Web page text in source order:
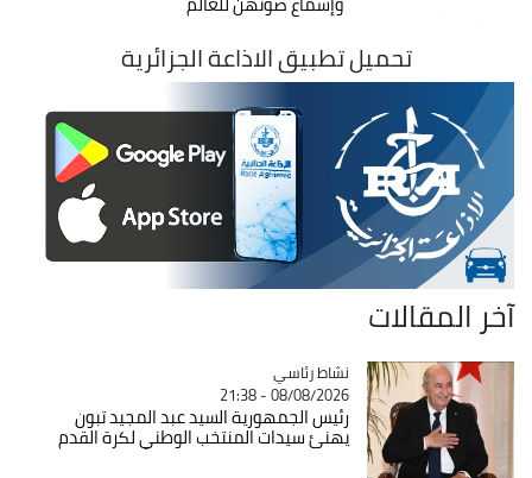
تحميل تطبيق الاذاعة الجزائرية
آخر المقالات
Catégorie
نشاط رئاسي
08/08/2026 - 21:38
رئيس الجمهورية السيد عبد المجيد تبون
يهنئ سيدات المنتخب الوطني لكرة القدم